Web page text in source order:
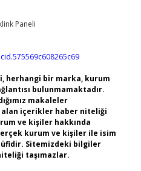
herhangi bir marka, kurum
bulunmamaktadır.
makaleler
alan içerikler haber niteliği
ve kişiler hakkında
kurum ve kişiler ile isim
Sitemizdeki bilgiler
taşımazlar.